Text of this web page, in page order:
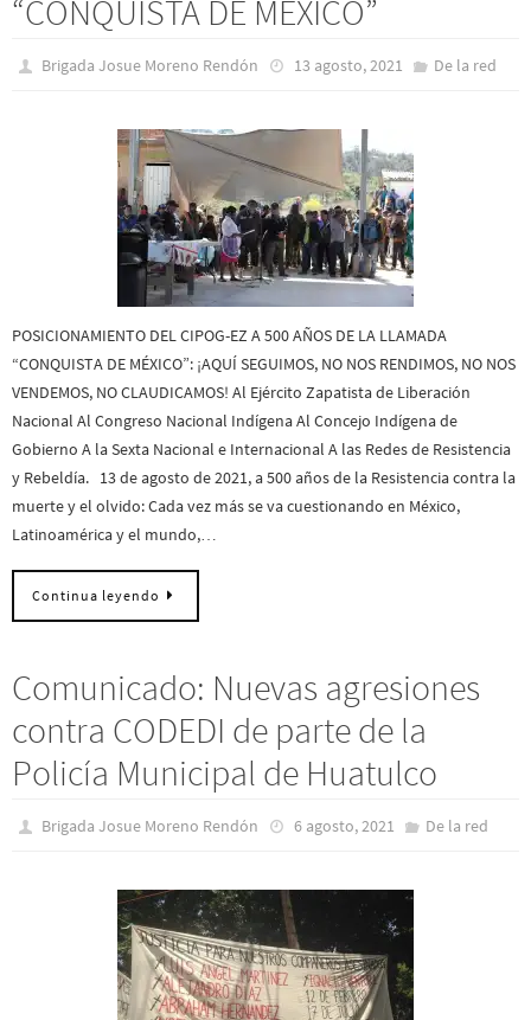
“CONQUISTA DE MÉXICO”
Brigada Josue Moreno Rendón 13 agosto, 2021 De la red
POSICIONAMIENTO DEL CIPOG-EZ A 500 AÑOS DE LA LLAMADA
“CONQUISTA DE MÉXICO”: ¡AQUÍ SEGUIMOS, NO NOS RENDIMOS, NO NOS
VENDEMOS, NO CLAUDICAMOS! Al Ejército Zapatista de Liberación
Nacional Al Congreso Nacional Indígena Al Concejo Indígena de
Gobierno A la Sexta Nacional e Internacional A las Redes de Resistencia
y Rebeldía. 13 de agosto de 2021, a 500 años de la Resistencia contra la
muerte y el olvido: Cada vez más se va cuestionando en México,
Latinoamérica y el mundo,…
Continua leyendo
Comunicado: Nuevas agresiones
contra CODEDI de parte de la
Policía Municipal de Huatulco
Brigada Josue Moreno Rendón 6 agosto, 2021 De la red